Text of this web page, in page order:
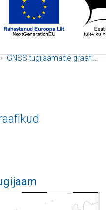
GNSS tugijaamade graafikud